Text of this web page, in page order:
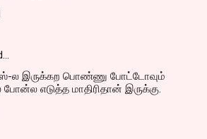
ல இருக்கற பொண்ணு போட்டோவும்
எடுத்த மாதிரிதான் இருக்கு.